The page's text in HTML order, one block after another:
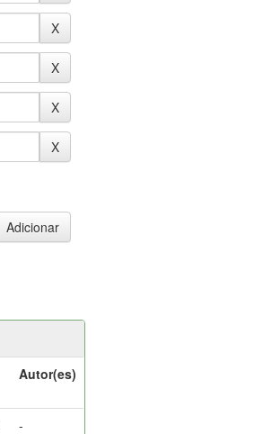
Autor(es)
-